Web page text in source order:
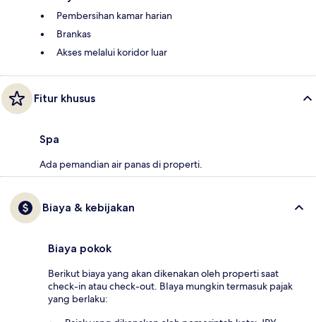
Pembersihan kamar harian
Brankas
Akses melalui koridor luar
Fitur khusus
Spa
Ada pemandian air panas di properti.
Biaya & kebijakan
Biaya pokok
Berikut biaya yang akan dikenakan oleh properti saat
check-in atau check-out. BIaya mungkin termasuk pajak
yang berlaku: